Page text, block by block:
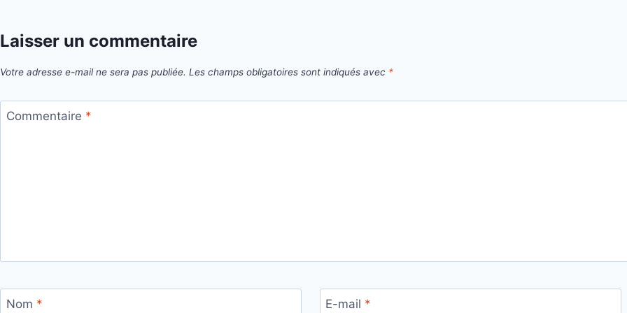
Laisser un commentaire
Votre adresse e-mail ne sera pas publiée. Les champs obligatoires sont indiqués avec *
Commentaire *
Nom * E-mail *